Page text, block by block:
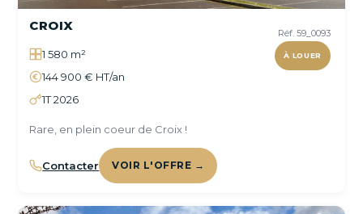
Réf. 59_0093
À LOUER
CROIX
1 580 m²
144 900 € HT/an
1T 2026
Rare, en plein coeur de Croix !
Contacter VOIR L'OFFRE →